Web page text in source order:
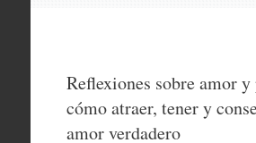
Reflexiones sobre amor y
cómo atraer, tener y
amor verdadero